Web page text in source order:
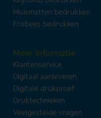
Muismatten bedrukken
Frisbees bedrukken
Meer informatie
Klantenservice
Digitaal aanleveren
Digitale drukproef
Druktechnieken
Veelgestelde vragen